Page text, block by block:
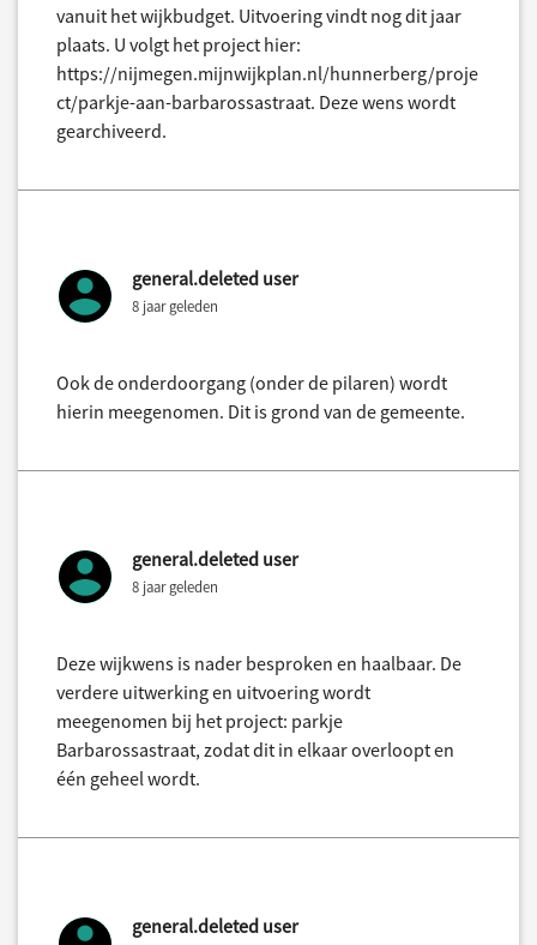
vanuit het wijkbudget. Uitvoering vindt nog dit jaar
plaats. U volgt het project hier:
https://nijmegen.mijnwijkplan.nl/hunnerberg/proje
ct/parkje-aan-barbarossastraat. Deze wens wordt
gearchiveerd.
general.deleted user
8 jaar geleden
Ook de onderdoorgang (onder de pilaren) wordt
hierin meegenomen. Dit is grond van de gemeente.
general.deleted user
8 jaar geleden
Deze wijkwens is nader besproken en haalbaar. De
verdere uitwerking en uitvoering wordt
meegenomen bij het project: parkje
Barbarossastraat, zodat dit in elkaar overloopt en
één geheel wordt.
general.deleted user